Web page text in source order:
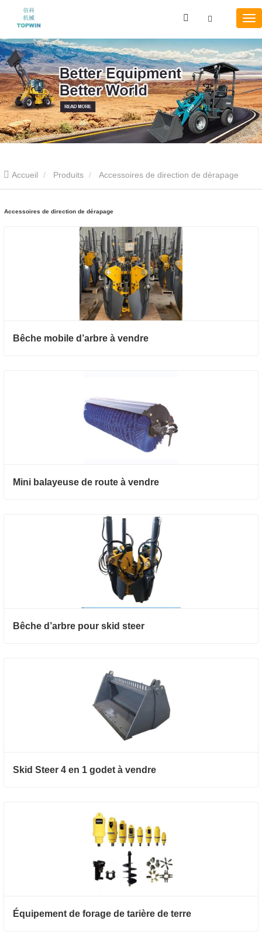
Accueil Produits Accessoires de direction de dérapage
Accessoires de direction de dérapage
Bêche mobile d’arbre à vendre
Mini balayeuse de route à vendre
Bêche d’arbre pour skid steer
Skid Steer 4 en 1 godet à vendre
Équipement de forage de tarière de terre